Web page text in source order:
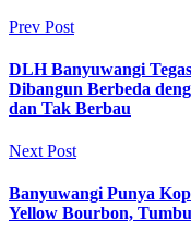
Prev Post
DLH Banyuwangi
Dibangun Berbeda
dan Tak Berbau
Next Post
Banyuwangi Punya
Yellow Bourbon,